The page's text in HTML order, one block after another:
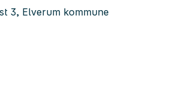
3, Elverum kommune